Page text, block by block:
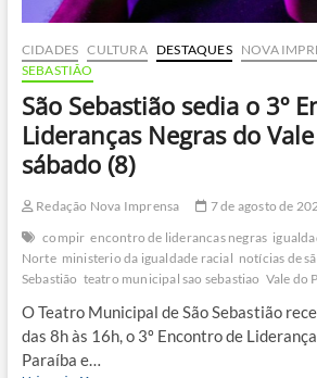
CIDADES CULTURA DESTAQUES NOVA
SEBASTIÃO
São Sebastião sedia o 3º
Lideranças Negras do
sábado (8)
Redação Nova Imprensa
7 de agosto de
compir encontro de liderancas negras
Norte ministerio da igualdade racial notícias de
Sebastião teatro municipal sao sebastiao Vale do
O Teatro Municipal de São Sebastião
das 8h às 16h, o 3º Encontro de
Paraíba e…